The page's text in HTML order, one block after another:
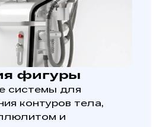
фигуры
системы для
контуров тела,
и